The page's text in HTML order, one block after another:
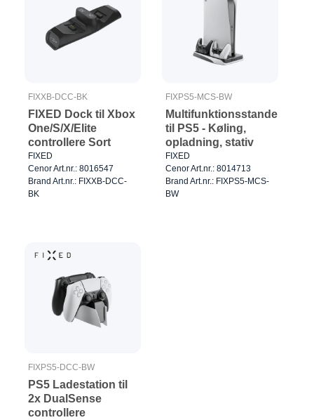
FIXXB-DCC-BK
FIXED Dock til Xbox
One/S/X/Elite
controllere Sort
FIXED
Cenor Art.nr.: 8016547
Brand Art.nr.: FIXXB-DCC-
BK
FIXPS5-MCS-BW
Multifunktionsstander
til PS5 - Køling,
opladning, stativ
FIXED
Cenor Art.nr.: 8014713
Brand Art.nr.: FIXPS5-MCS-
BW
FIXPS5-DCC-BW
PS5 Ladestation til
2x DualSense
controllere